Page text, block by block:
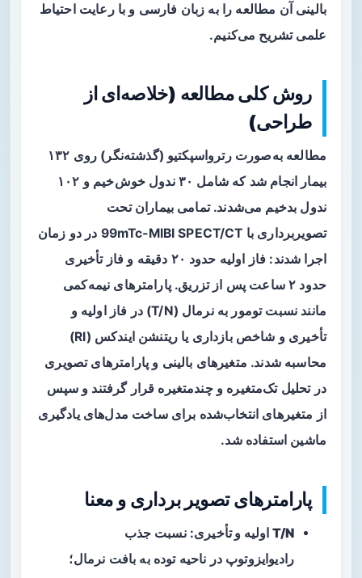
بالینی آن مطالعه را به زبان فارسی و با رعایت احتیاط
علمی تشریح می‌کنیم.
روش کلی مطالعه (خلاصه‌ای از
طراحی)
مطالعه به‌صورترترواسپکتیو
(گذشته‌نگر) روی ۱۳۲
بیمار انجام شد که شامل ۳۰ ندول خوش‌خیم و ۱۰۲
ندول بدخیم می‌شدند. تمامی بیماران تحت
تصویربرداری با 99mTc‑MIBI SPECT/CT در دو زمان
اجرا شدند: فاز اولیه حدود ۲۰ دقیقه و فاز تأخیری
حدود ۲ ساعت پس از تزریق. پارامترهای نیمه‌کمی
مانند نسبت تومور به نرمال (T/N) در فاز اولیه و
تأخیری و شاخص بازداری یا ریتنشن ایندکس (RI)
محاسبه شدند. متغیرهای بالینی و پارامترهای تصویری
در تحلیل تک‌متغیره و چندمتغیره قرار گرفتند و سپس
از متغیرهای انتخاب‌شده برای ساخت مدل‌های یادگیری
ماشین استفاده شد.
پارامترهای تصویر برداری و معنا
T/N اولیه و تأخیری
: نسبت جذب
رادیوایزوتوپ در ناحیه توده به بافت نرمال؛